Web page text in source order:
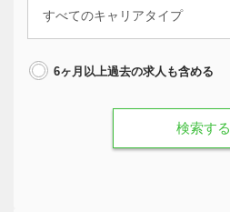
6ヶ月以上過去の求人も含める
検索する